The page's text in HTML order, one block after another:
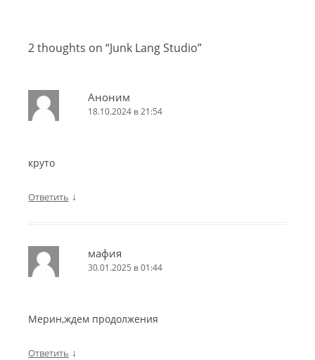
2 thoughts on “Junk Lang Studio”
Аноним
18.10.2024 в 21:54
круто
Ответить ↓
мафия
30.01.2025 в 01:44
Мерин,ждем продолжения
Ответить ↓